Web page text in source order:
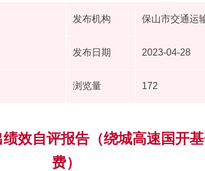
发布机构 保山市交通运
发布日期 2023-04-28
浏览量 172
效自评报告（绕城高速国开
费）